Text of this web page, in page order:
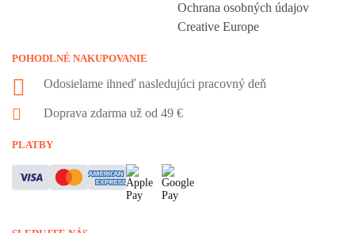
Ochrana osobných údajov
Creative Europe
POHODLNÉ NAKUPOVANIE
Odosielame ihneď nasledujúci pracovný deň
Doprava zdarma už od 49 €
PLATBY
Vážime si vaše súkromie
Táto stránka používa cookies, aby vám ponúkla skvelý zážitok z
prehliadania. Všetky dôležité informácie nájdete na stránke Cookies.